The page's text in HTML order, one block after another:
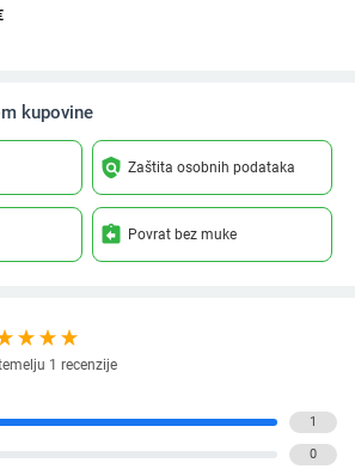
kupovine
policy Zaštita osobnih podataka
assignment_return Povrat bez muke
1 recenzije
1
0